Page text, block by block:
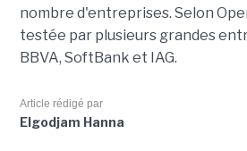
nombre d'entreprises. Selon
testée par plusieurs grandes
BBVA, SoftBank et IAG.
Article rédigé par
Elgodjam Hanna